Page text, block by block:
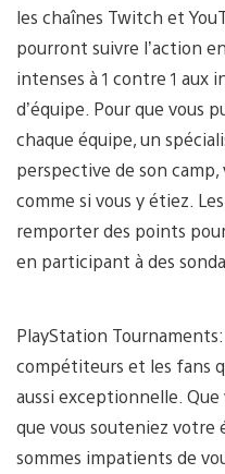
les chaînes Twitch et
pourront suivre l’action
intenses à 1 contre 1 aux
d’équipe. Pour que vous
chaque équipe, un
perspective de son camp,
comme si vous y étiez.
remporter des points
en participant à des
PlayStation
compétiteurs et les fans
aussi exceptionnelle.
que vous souteniez votre
sommes impatients de